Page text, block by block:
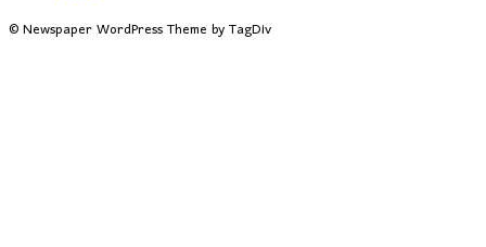
© Newspaper WordPress Theme by TagDiv